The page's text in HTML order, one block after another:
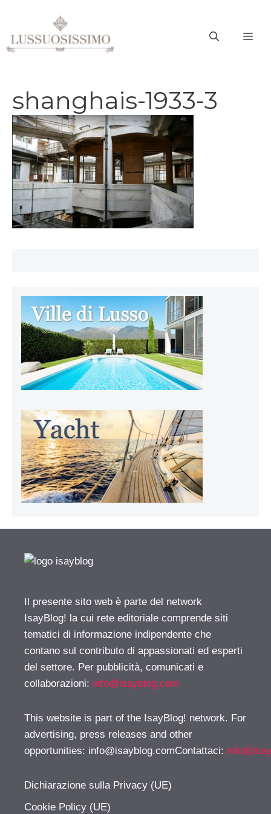
contenuto
shanghais-1933-3
Il presente sito web è parte del network
IsayBlog! la cui rete editoriale comprende siti
tematici di informazione indipendente che
contano sul contributo di appassionati ed esperti
del settore. Per pubblicità, comunicati e
collaborazioni: info@isayblog.com
This website is part of the IsayBlog! network. For
advertising, press releases and other
opportunities: info@isayblog.comContattaci:
Dichiarazione sulla Privacy (UE)
Cookie Policy (UE)